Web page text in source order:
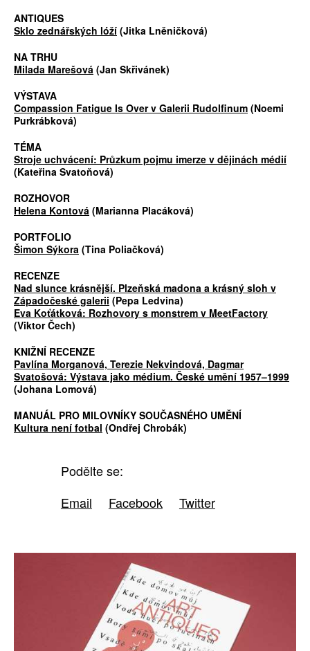
ANTIQUES
Sklo zednářských lóží (Jitka Lněničková)
NA TRHU
Milada Marešová (Jan Skřivánek)
VÝSTAVA
Compassion Fatigue Is Over v Galerii Rudolfinum (Noemi
Purkrábková)
TÉMA
Stroje uchvácení: Průzkum pojmu imerze v dějinách médií
(Kateřina Svatoňová)
ROZHOVOR
Helena Kontová (Marianna Placáková)
PORTFOLIO
Šimon Sýkora (Tina Poliačková)
RECENZE
Nad slunce krásnější. Plzeňská madona a krásný sloh v
Západočeské galerii (Pepa Ledvina)
Eva Koťátková: Rozhovory s monstrem v MeetFactory
(Viktor Čech)
KNIŽNÍ RECENZE
Pavlína Morganová, Terezie Nekvindová, Dagmar
Svatošová: Výstava jako médium. České umění 1957–1999
(Johana Lomová)
MANUÁL PRO MILOVNÍKY SOUČASNÉHO UMĚNÍ
Kultura není fotbal (Ondřej Chrobák)
Podělte se:
Email
Facebook Twitter